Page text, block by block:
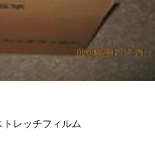
レッチフィルム